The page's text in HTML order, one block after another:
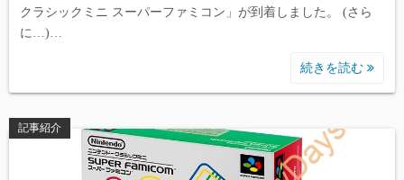
クラシックミニ スーパーファミコン」が到着しました。 (さら
に…)…
続きを読む
記事紹介